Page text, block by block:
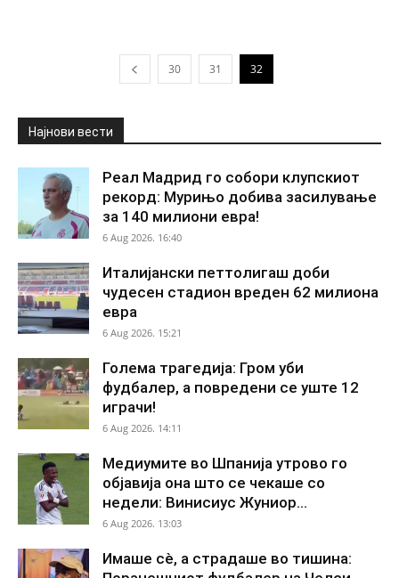
30 31 32
Најнови вести
Реал Мадрид го собори клупскиот
рекорд: Мурињо добива засилување
за 140 милиони евра!
6 Aug 2026. 16:40
Италијански петтолигаш доби
чудесен стадион вреден 62 милиона
евра
6 Aug 2026. 15:21
Голема трагедија: Гром уби
фудбалер, а повредени се уште 12
играчи!
6 Aug 2026. 14:11
Медиумите во Шпанија утрово го
објавија она што се чекаше со
недели: Винисиус Жуниор...
6 Aug 2026. 13:03
Имаше сè, а страдаше во тишина: